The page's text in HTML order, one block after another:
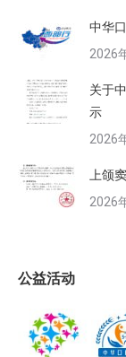
中华
2026
关于
示
2026
上颌
2026
公益活动